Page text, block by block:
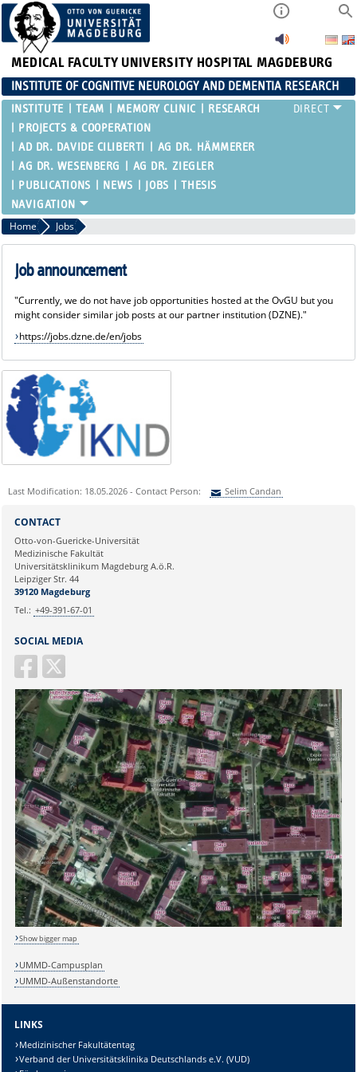
MEDICAL FACULTY UNIVERSITY HOSPITAL MAGDEBURG
INSTITUTE OF COGNITIVE NEUROLOGY AND DEMENTIA RESEARCH
INSTITUTE TEAM MEMORY CLINIC
RESEARCH
PROJECTS & COOPERATION
AD DR. DAVIDE CILIBERTI
AG DR. HÄMMERER
AG DR. WESENBERG
AG DR. ZIEGLER
PUBLICATIONS
NEWS JOBS THESIS
Home Jobs
Job announcement
"Currently, we do not have job opportunities hosted at the OvGU but you
might consider similar job posts at our partner institution (DZNE)."
https://jobs.dzne.de/en/jobs
Last Modification: 18.05.2026 - Contact Person: Selim Candan
Ihre E-Mailadresse:
Ihr Anliegen:
Sicherheitsabfrage:
SOCIAL MEDIA
CONTACT
Otto-von-Guericke-Universität
Medizinische Fakultät
Universitätsklinikum Magdeburg A.ö.R.
Leipziger Str. 44
39120 Magdeburg
Tel.: +49-391-67-01
Show bigger map
UMMD-Campusplan
UMMD-Außenstandorte
LINKS
Medizinischer Fakultätentag
Verband der Universitätsklinika Deutschlands e.V. (VUD)